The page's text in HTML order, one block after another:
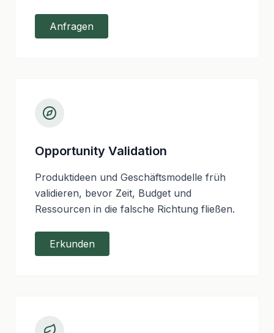
Anfragen
Opportunity Validation
Produktideen und Geschäftsmodelle früh
validieren, bevor Zeit, Budget und
Ressourcen in die falsche Richtung fließen.
Erkunden